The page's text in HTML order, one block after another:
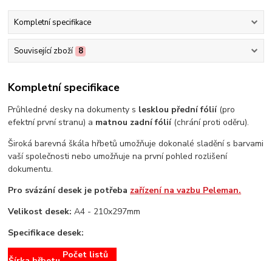
Kompletní specifikace
Související zboží 8
Kompletní specifikace
Průhledné desky na dokumenty s lesklou přední fólií (pro
efektní první stranu) a matnou zadní fólií(chrání proti oděru).
Široká barevná škála hřbetů umožňuje dokonalé sladění s barvami
vaší společnosti nebo umožňuje na první pohled rozlišení
dokumentu.
Pro svázání desek je potřeba zařízení na vazbu Peleman.
Velikost desek: A4 - 210x297mm
Specifikace desek:
Počet listů